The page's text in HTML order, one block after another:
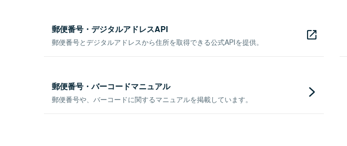
郵便番号・デジタルアドレスAPI
郵便番号とデジタルアドレスから住所を取得できる公式APIを提供。
郵便番号・バーコードマニュアル
郵便番号や、バーコードに関するマニュアルを掲載しています。